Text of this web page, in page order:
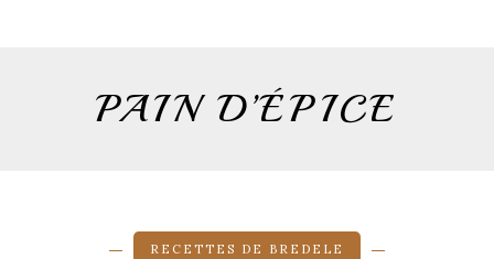
PAIN D’ÉPICE
RECETTES DE BREDELE